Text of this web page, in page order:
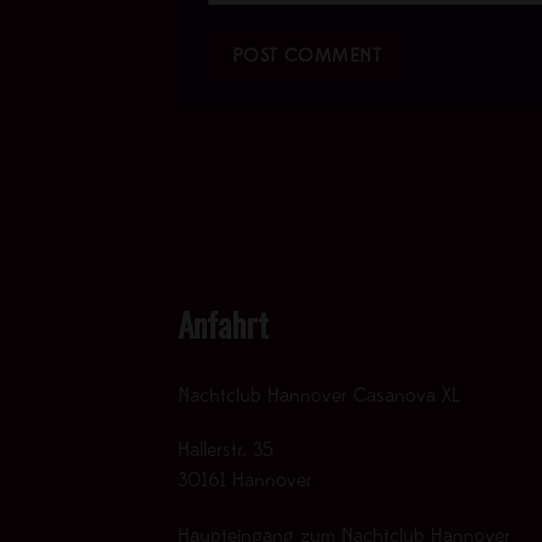
Anfahrt
Nachtclub Hannover Casanova XL
Hallerstr. 35
30161 Hannover
Haupteingang zum Nachtclub Hannover